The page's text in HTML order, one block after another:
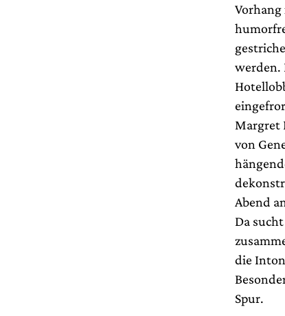
werden.
Margret
von
Abend
Da
die
Spur.